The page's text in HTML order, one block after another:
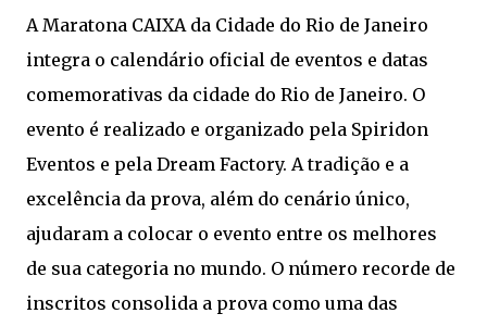
A Maratona CAIXA da Cidade do Rio de Janeiro
integra o calendário oficial de eventos e datas
comemorativas da cidade do Rio de Janeiro. O
evento é realizado e organizado pela Spiridon
Eventos e pela Dream Factory. A tradição e a
excelência da prova, além do cenário único,
ajudaram a colocar o evento entre os melhores
de sua categoria no mundo. O número recorde de
inscritos consolida a prova como uma das